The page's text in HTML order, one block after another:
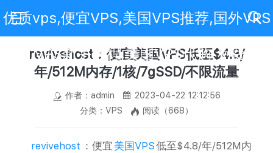
优质vps,便宜VPS,美国VPS推荐,国外VPS
评测,VPS新手教程,美国VPS代购,免费VPS
revivehost：便宜美国VPS低至$4.8/
年/512M内存/1核/7gSSD/不限流量
作者：admin
2023-04-22 12:12:56
分类：VPS
阅读（668）
revivehost ：便宜 美国VPS低至$4.8/年/512M内